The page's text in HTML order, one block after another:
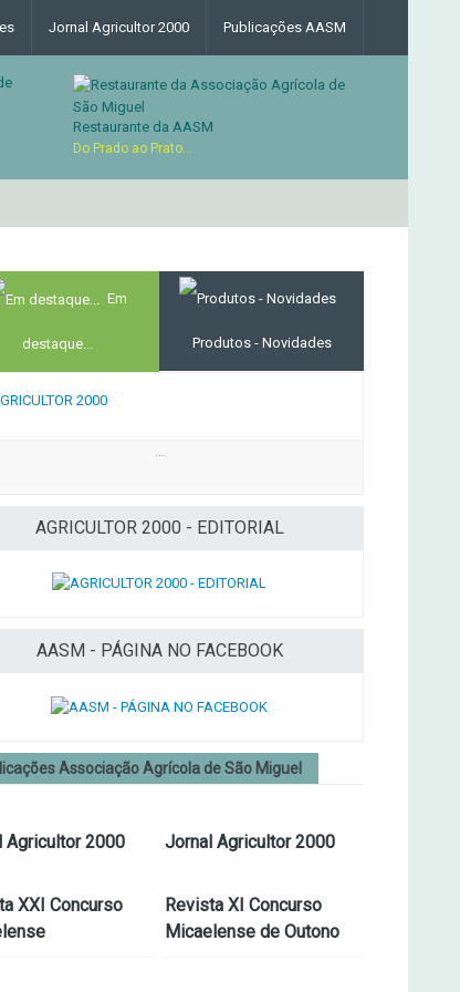
Jornal Agricultor 2000 Publicações AASM
Restaurante da AASM
Do Prado ao Prato...
Em
destaque... Produtos - Novidades
AGRICULTOR 2000 - EDITORIAL
AASM - PÁGINA NO FACEBOOK
Associação Agrícola de São Miguel
Agricultor 2000 Jornal Agricultor 2000
XXI Concurso
Revista XI Concurso
Micaelense de Outono